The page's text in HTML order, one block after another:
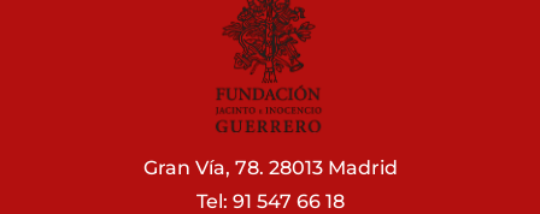
Gran Vía, 78. 28013 Madrid
Tel: 91 547 66 18